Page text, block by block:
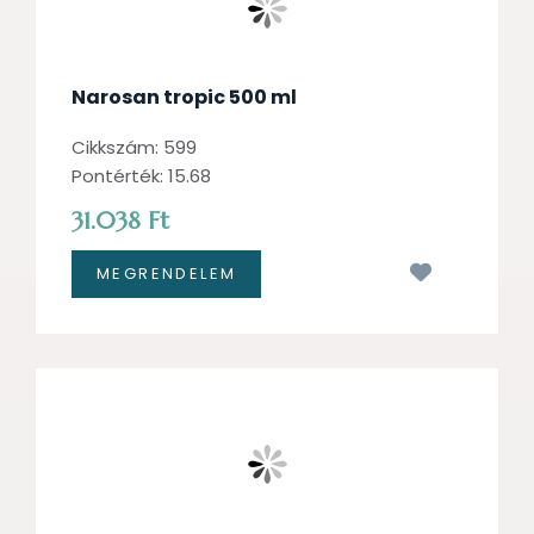
Narosan tropic 500 ml
Cikkszám: 599
Pontérték: 15.68
31.038 Ft